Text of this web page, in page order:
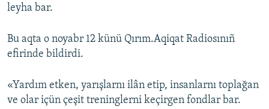
leyha bar.
Bu aqta o noyabr 12 künü Qırım.Aqiqat Radiosınıñ
efirinde bildirdi.
«Yardım etken, yarışlarnı ilân etip, insanlarnı toplağan
ve olar içün çeşit treninglerni keçirgen fondlar bar.